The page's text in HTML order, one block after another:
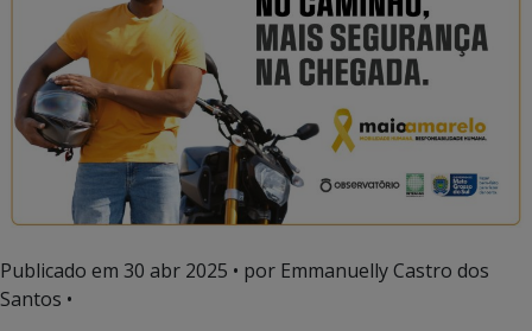
Publicado em 30 abr 2025 • por Emmanuelly Castro dos
Santos •